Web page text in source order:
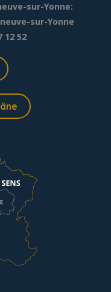
sur-Yonne:
sur-Yonne
12 52